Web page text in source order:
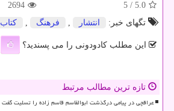
5.0
/ 5
2694
تگهای خبر:
انتشار , فرهنگ , كتاب
این مطلب کادودونی را می پسندید؟
تازه ترین مطالب مرتبط
عراقچی در پیامی درگذشت ابوالقاسم قاسم زاده را تسلیت گفت